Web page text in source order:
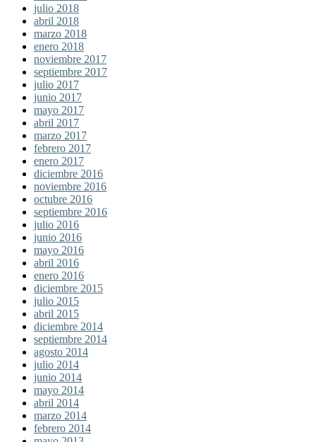
julio 2018
abril 2018
marzo 2018
enero 2018
noviembre 2017
septiembre 2017
julio 2017
junio 2017
mayo 2017
abril 2017
marzo 2017
febrero 2017
enero 2017
diciembre 2016
noviembre 2016
octubre 2016
septiembre 2016
julio 2016
junio 2016
mayo 2016
abril 2016
enero 2016
diciembre 2015
julio 2015
abril 2015
diciembre 2014
septiembre 2014
agosto 2014
julio 2014
junio 2014
mayo 2014
abril 2014
marzo 2014
febrero 2014